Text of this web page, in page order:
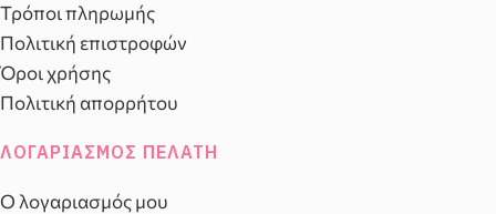
Τρόποι πληρωμής
Πολιτική επιστροφών
Όροι χρήσης
Πολιτική απορρήτου
ΛΟΓΑΡΙΑΣΜΌΣ ΠΕΛΆΤΗ
Ο λογαριασμός μου